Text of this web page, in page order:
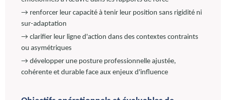
→ renforcer leur capacité à tenir leur position sans rigidité ni
sur-adaptation
→ clarifier leur ligne d'action dans des contextes contraints
ou asymétriques
→ développer une posture professionnelle ajustée,
cohérente et durable face aux enjeux d'influence